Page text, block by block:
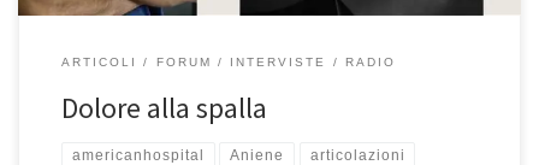
ARTICOLI FORUM INTERVISTE RADIO
Dolore alla spalla
americanhospital Aniene articolazioni